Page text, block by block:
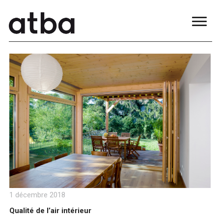
1 décembre 2018
Qualité de l’air intérieur
blue
film
सौतेली
को
पटाकर
खूब
चोदा
और
मजे
लिए
Xnxxx
Com
فيديو
جنسي
Xnxx
عربي